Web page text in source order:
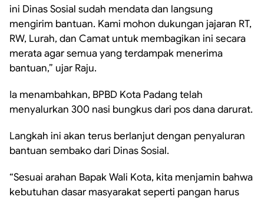
ini Dinas Sosial sudah mendata dan langsung
mengirim bantuan. Kami mohon dukungan jajaran RT,
RW, Lurah, dan Camat untuk membagikan ini secara
merata agar semua yang terdampak menerima
bantuan,” ujar Raju.
Ia menambahkan, BPBD Kota Padang telah
menyalurkan 300 nasi bungkus dari pos dana darurat.
Langkah ini akan terus berlanjut dengan penyaluran
bantuan sembako dari Dinas Sosial.
“Sesuai arahan Bapak Wali Kota, kita menjamin bahwa
kebutuhan dasar masyarakat seperti pangan harus